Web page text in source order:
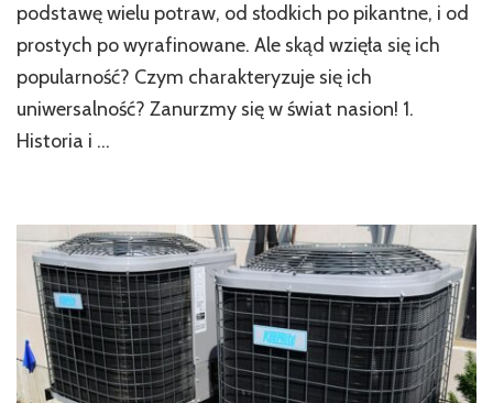
kuchniach
świata
podstawę wielu potraw, od słodkich po pikantne, i od
prostych po wyrafinowane. Ale skąd wzięła się ich
popularność? Czym charakteryzuje się ich
uniwersalność? Zanurzmy się w świat nasion! 1.
Historia i …